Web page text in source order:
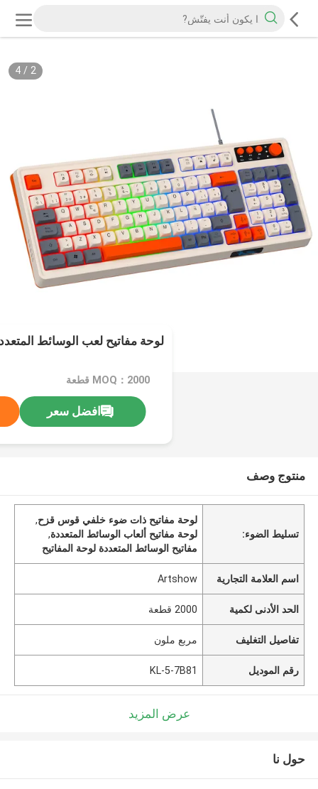
2
/
4
لوحة مفاتيح لعب الوسائط
MOQ：2000 قطعة
افضل سعر
منتوج وصف
تسليط الضوء:
لوحة مفاتيح ذات ضوء خلفي قوس قزح,
لوحة مفاتيح ألعاب الوسائط المتعددة,
مفاتيح الوسائط المتعددة لوحة المفاتيح
اسم العلامة التجارية Artshow
الحد الأدنى لكمية 2000 قطعة
تفاصيل التغليف مربع ملون
رقم الموديل KL-5-7B81
عرض المزيد
حول نا